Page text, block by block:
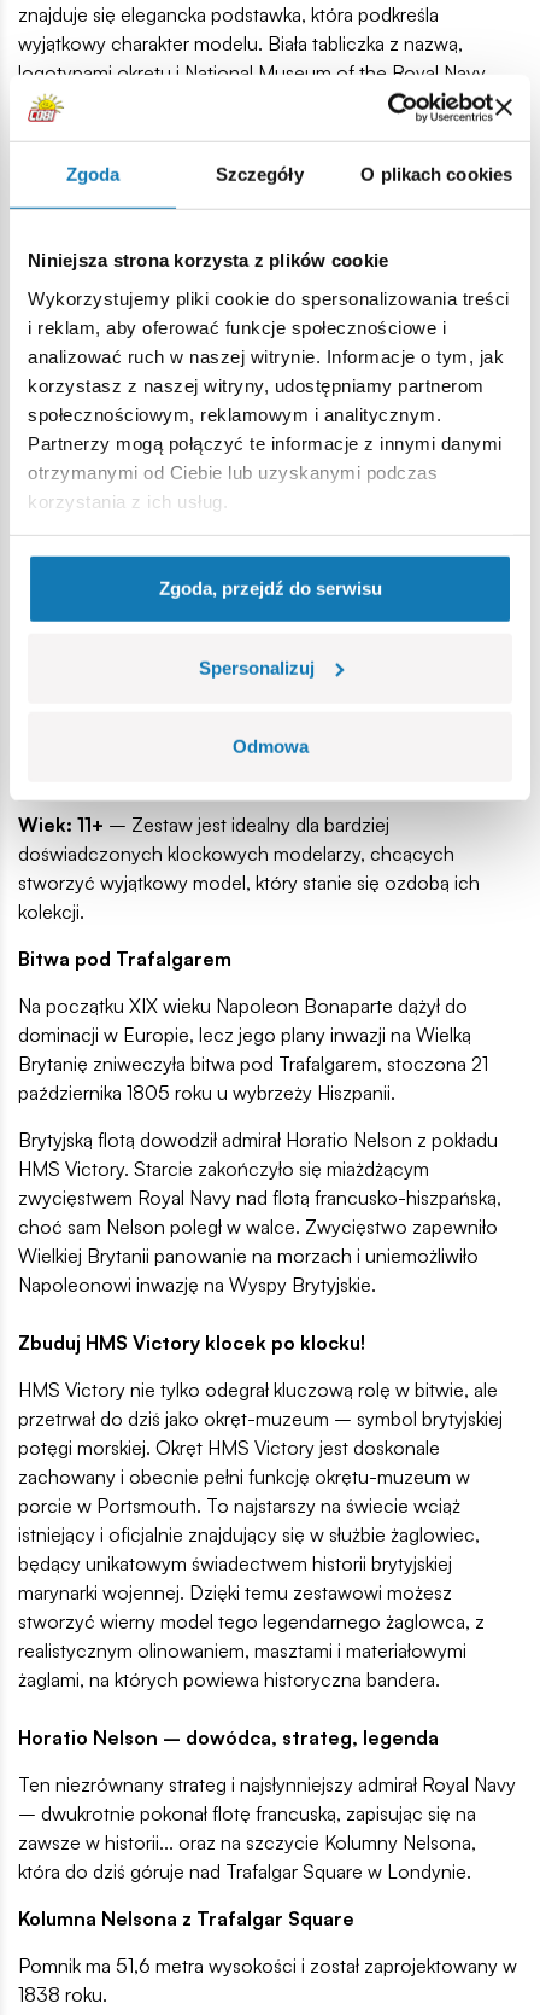
Zgoda Szczegóły O plikach cookies
Niniejsza strona korzysta z plików cookie
Wykorzystujemy pliki cookie do spersonalizowania treści
i reklam, aby oferować funkcje społecznościowe i
analizować ruch w naszej witrynie. Informacje o tym, jak
korzystasz z naszej witryny, udostępniamy partnerom
społecznościowym, reklamowym i analitycznym.
Partnerzy mogą połączyć te informacje z innymi danymi
otrzymanymi od Ciebie lub uzyskanymi podczas
korzystania z ich usług.
Zgoda, przejdź do serwisu
Spersonalizuj
Odmowa
znajduje się elegancka podstawka, która podkreśla
wyjątkowy charakter modelu. Biała tabliczka z nazwą,
logotypami okrętu i National Museum of the Royal Navy,
oraz skalą modelu dodaje zestawowi profesjonalizmu i
– Model posiada odwzorowane
żagle z materiału i olinowanie. Na pokładzie znajdują się
zupełnie nowe modele szalup, a zawieszone, ruchome
kotwice dodatkowo „ożywiają” cały model.
figurkach i kolumnie zostały nadrukowane bezpośrednio na
ścieranie. Wyjątkowa jakość nadruków widoczna jest na
Wiek: 11+ – Zestaw jest idealny dla bardziej
doświadczonych klockowych modelarzy, chcących
stworzyć wyjątkowy model, który stanie się ozdobą ich
kolekcji.
Bitwa pod Trafalgarem
Na początku XIX wieku Napoleon Bonaparte dążył do
dominacji w Europie, lecz jego plany inwazji na Wielką
Brytanię zniweczyła bitwa pod Trafalgarem, stoczona 21
października 1805 roku u wybrzeży Hiszpanii.
Brytyjską flotą dowodził admirał Horatio Nelson z pokładu
HMS Victory. Starcie zakończyło się miażdżącym
zwycięstwem Royal Navy nad flotą francusko-hiszpańską,
choć sam Nelson poległ w walce. Zwycięstwo zapewniło
Wielkiej Brytanii panowanie na morzach i uniemożliwiło
Napoleonowi inwazję na Wyspy Brytyjskie.
Zbuduj HMS Victory klocek po klocku!
HMS Victory nie tylko odegrał kluczową rolę w bitwie, ale
przetrwał do dziś jako okręt-muzeum – symbol brytyjskiej
potęgi morskiej. Okręt HMS Victory jest doskonale
zachowany i obecnie pełni funkcję okrętu-muzeum w
porcie w Portsmouth. To najstarszy na świecie wciąż
istniejący i oficjalnie znajdujący się w służbie żaglowiec,
będący unikatowym świadectwem historii brytyjskiej
marynarki wojennej. Dzięki temu zestawowi możesz
stworzyć wierny model tego legendarnego żaglowca, z
realistycznym olinowaniem, masztami i materiałowymi
żaglami, na których powiewa historyczna bandera.
Horatio Nelson – dowódca, strateg, legenda
Ten niezrównany strateg i najsłynniejszy admirał Royal Navy
– dwukrotnie pokonał flotę francuską, zapisując się na
zawsze w historii... oraz na szczycie Kolumny Nelsona,
która do dziś góruje nad Trafalgar Square w Londynie.
Kolumna Nelsona z Trafalgar Square
Pomnik ma 51,6 metra wysokości i został zaprojektowany w
1838 roku.